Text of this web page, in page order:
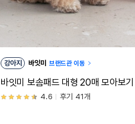
강아지 바잇미 브랜드관 이동
바잇미 보솜패드 대형 20매 모아보기
4.6 후기 41개